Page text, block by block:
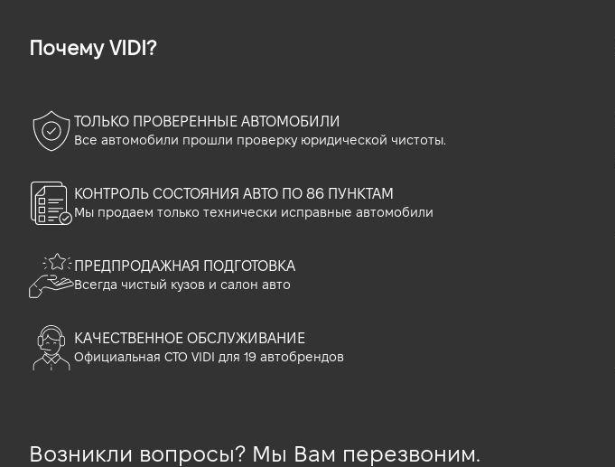
Почему VIDI?
ТОЛЬКО ПРОВЕРЕННЫЕ АВТОМОБИЛИ
Все автомобили прошли проверку юридической чистоты.
КОНТРОЛЬ СОСТОЯНИЯ АВТО ПО 86 ПУНКТАМ
Мы продаем только технически исправные автомобили
ПРЕДПРОДАЖНАЯ ПОДГОТОВКА
Всегда чистый кузов и салон авто
КАЧЕСТВЕННОЕ ОБСЛУЖИВАНИЕ
Официальная СТО VIDI для 19 автобрендов
Возникли вопросы? Мы Вам перезвоним.